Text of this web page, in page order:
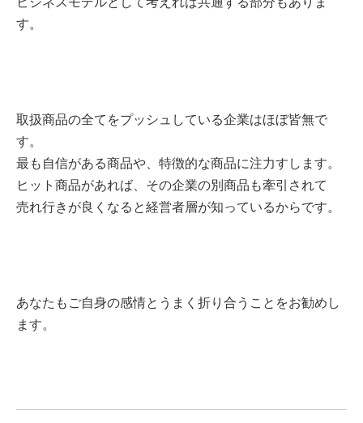
す。
取扱商品の全てをプッシュしている企業はほぼ皆無で
す。
最も自信がある商品や、特徴的な商品に注力すします。
ヒット商品があれば、その企業の別商品も牽引されて
売れ行きが良くなると経営者層が知っているからです。
あなたもご自身の感情とうまく折り合うことをお勧めし
ます。